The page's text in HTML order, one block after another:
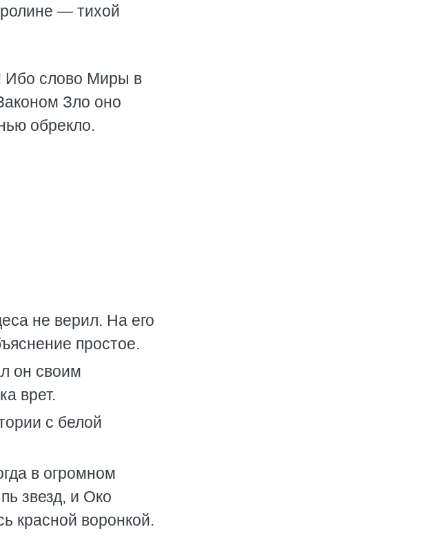
— тихой
Ибо слово Миры в
Зло оно
обрекло.
не верил. На его
простое.
он своим
врет.
с белой
в огромном
звезд, и Око
красной воронкой.